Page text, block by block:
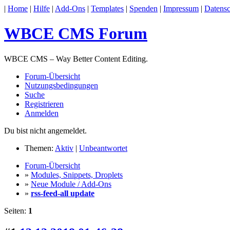
| Home | Hilfe | Add-Ons | Templates | Spenden | Impressum |
WBCE CMS Forum
WBCE CMS – Way Better Content Editing.
Forum-Übersicht
Nutzungsbedingungen
Suche
Registrieren
Anmelden
Du bist nicht angemeldet.
Themen: Aktiv | Unbeantwortet
Forum-Übersicht
» Modules, Snippets, Droplets
» Neue Module / Add-Ons
» rss-feed-all update
Seiten: 1